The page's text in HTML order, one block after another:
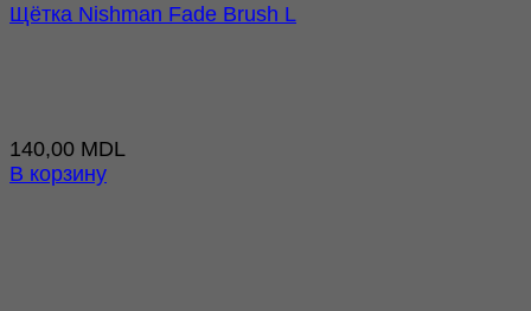
Щётка Nishman Fade Brush L
140,00 MDL
В корзину